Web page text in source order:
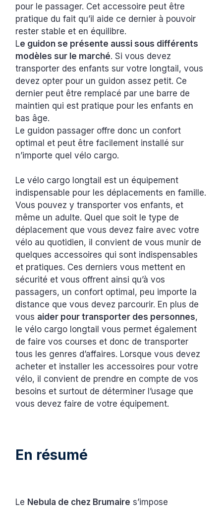
pour le passager. Cet accessoire peut être
pratique du fait qu’il aide ce dernier à pouvoir
rester stable et en équilibre.
Le guidon se présente aussi sous différents
modèles sur le marché. Si vous devez
transporter des enfants sur votre longtail, vous
devez opter pour un guidon assez petit. Ce
dernier peut être remplacé par une barre de
maintien qui est pratique pour les enfants en
bas âge.
Le guidon passager offre donc un confort
optimal et peut être facilement installé sur
n’importe quel vélo cargo.
Le vélo cargo longtail est un équipement
indispensable pour les déplacements en famille.
Vous pouvez y transporter vos enfants, et
même un adulte. Quel que soit le type de
déplacement que vous devez faire avec votre
vélo au quotidien, il convient de vous munir de
quelques accessoires qui sont indispensables
et pratiques. Ces derniers vous mettent en
sécurité et vous offrent ainsi qu’à vos
passagers, un confort optimal, peu importe la
distance que vous devez parcourir. En plus de
vous aider pour transporter des personnes,
le vélo cargo longtail vous permet également
de faire vos courses et donc de transporter
tous les genres d’affaires. Lorsque vous devez
acheter et installer les accessoires pour votre
vélo, il convient de prendre en compte de vos
besoins et surtout de déterminer l’usage que
vous devez faire de votre équipement.
En résumé
Le Nebula de chez Brumaire s’impose